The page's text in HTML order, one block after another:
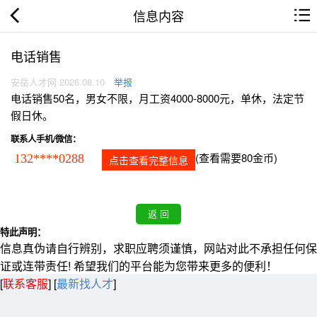
信息内容
电话销售
安岳人才网 2026.08.10 举报
电话销售50名，男女不限，月工资4000-8000元，单休，法定节
假日休。
联系人手机/微信：
132****0288 点击查看完整信息 (查看需要80金币)
特此声明：
信息真伪请自行辨别，求职应聘须谨慎，网站对此不承担任何保
证或连带责任! 希望我们的平台能为您带来更多的便利！
[联系客服] [最新找人才]